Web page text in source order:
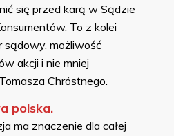
się przed karą w Sądzie
To z kolei
sądowy, możliwość
akcji i nie mniej
Chróstnego.
polska.
ma znaczenie dla całej